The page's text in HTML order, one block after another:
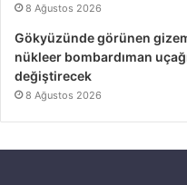
8 Ağustos 2026
Gökyüzünde görünen
nükleer bombardıman
değiştirecek
8 Ağustos 2026